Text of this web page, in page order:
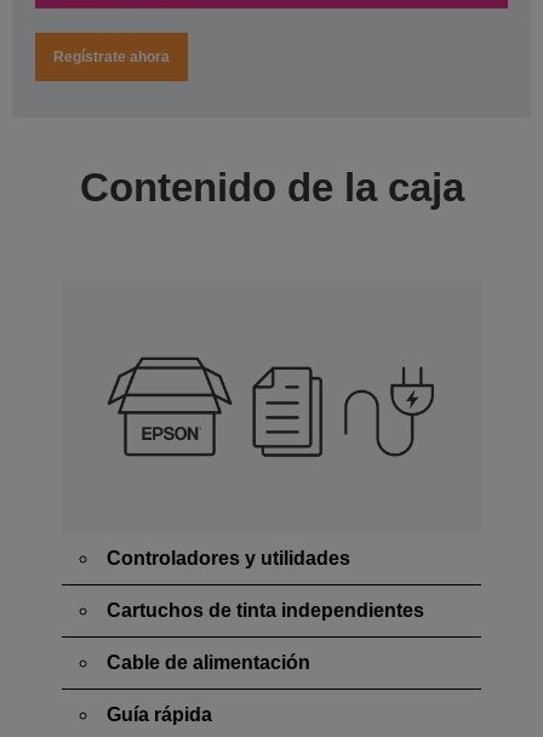
Regístrate ahora
Contenido de la caja
Controladores y utilidades
Cartuchos de tinta independientes
Cable de alimentación
Guía rápida